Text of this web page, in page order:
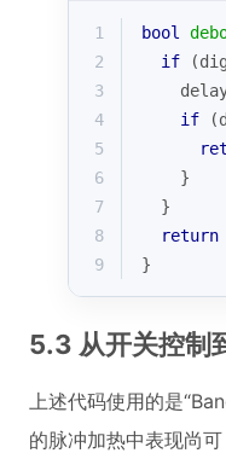
1 bool
2
if (
3
4
if (
5
6
    }
7
  }
8
return
9
}
5.3 从开关控制
上述代码使用的是
的脉冲加热中表现尚